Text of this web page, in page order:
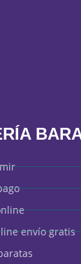
envío gratis